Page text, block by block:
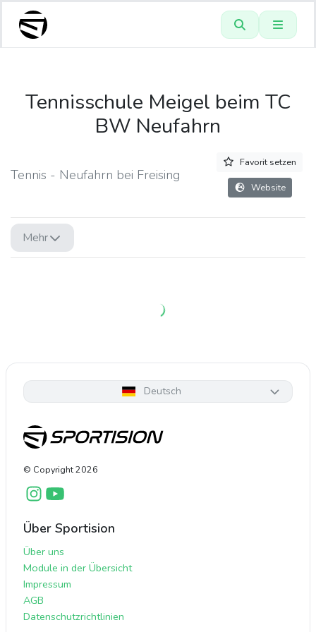
Tennisschule Meigel beim TC
BW Neufahrn
Tennis - Neufahrn bei Freising
Favorit setzen
Website
Mehr
Deutsch
© Copyright2026
Über Sportision
Über uns
Module in der Übersicht
Impressum
AGB
Datenschutzrichtlinien